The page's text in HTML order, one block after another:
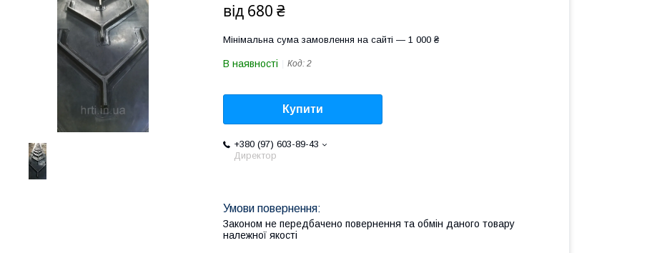
від 680 ₴
Мінімальна сума замовлення на сайті — 1 000 ₴
В наявності Код: 2
Купити
+380 (97) 603-89-43
Директор
Законом не передбачено повернення та обмін даного товару
належної якості